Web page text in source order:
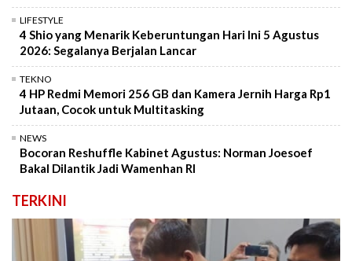
LIFESTYLE
4 Shio yang Menarik Keberuntungan Hari Ini 5 Agustus
2026: Segalanya Berjalan Lancar
TEKNO
4 HP Redmi Memori 256 GB dan Kamera Jernih Harga Rp1
Jutaan, Cocok untuk Multitasking
NEWS
Bocoran Reshuffle Kabinet Agustus: Norman Joesoef
Bakal Dilantik Jadi Wamenhan RI
TERKINI